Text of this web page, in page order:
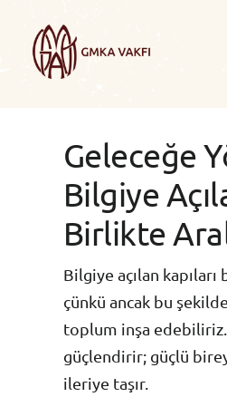
content
Biz Kimiz
Biz Nasıl Çalışırız
Ne Yapıyoruz
Geleceğe
Bilgiye
Birlikte
Bilgiye açılan
çünkü ancak bu
toplum inşa
güçlendirir; güçlü
ileriye taşır.